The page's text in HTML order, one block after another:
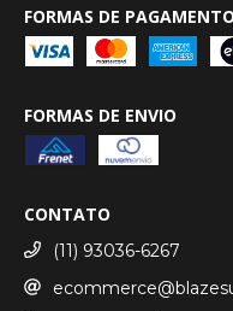
FORMAS DE PAGAMENTO
FORMAS DE ENVIO
CONTATO
(11) 93036-6267